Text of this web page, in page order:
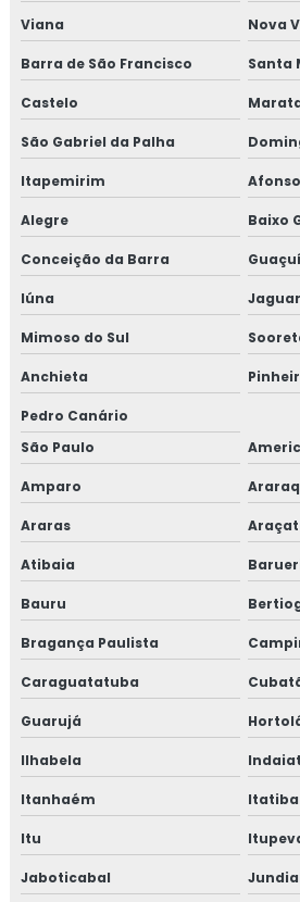
Plataforma elevatória belo horizonte
Plataforma elevatória bh
Plataforma elevatória preço
Preço de pcmso
Preço de projetos eletricos
Projeto de combate a incêndio e
Projeto de combate a incêndio preço
Projeto de detecção de incêndio
Projeto elétrico
Projeto elétrico bh
Projeto elétrico comercial
Projeto elétrico industrial
Projeto eletrico industrial preço
Projeto elétrico preço
Projeto elétrico residencial
Projeto elétrico residencial belo
Viana Nova
Barra de São Francisco Santa
Castelo
São Gabriel da Palha
Itapemirim
Alegre Baixo
Conceição da Barra Guaçuí
Iúna
Mimoso do Sul
Anchieta
Pedro Canário
São Paulo
Amparo
Araras
Atibaia
Bauru
Bragança Paulista
Caraguatatuba
Guarujá
Ilhabela
Itanhaém Itatiba
Itu
Jaboticabal